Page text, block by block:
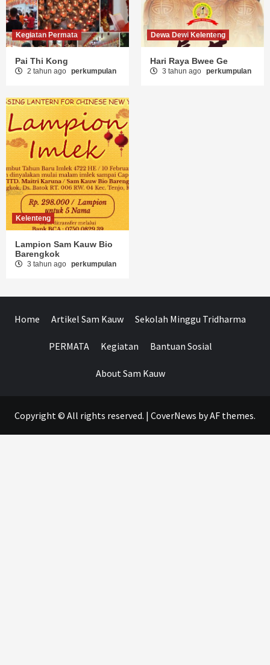
Kegiatan Permata
Pai Thi Kong
2 tahun ago perkumpulan
Dewa Dewi Kelenteng
Hari Raya Bwee Ge
3 tahun ago perkumpulan
Kelenteng
Lampion Sam Kauw Bio
Barengkok
3 tahun ago perkumpulan
Home Artikel Sam Kauw Sekolah Minggu Tridharma
PERMATA Kegiatan Bantuan Sosial
About Sam Kauw
Copyright © All rights reserved. | CoverNews by AF themes.